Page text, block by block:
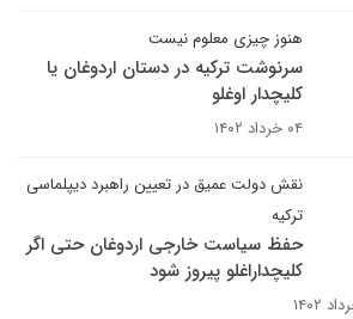
هنوز چیزی معلوم نیست
سرنوشت ترکیه در دستان اردوغان یا
کلیچدار اوغلو
۰۴ خرداد ۱۴۰۲
نقش دولت عمیق در تعیین راهبرد دیپلماسی
ترکیه
حفظ سیاست خارجی اردوغان حتی اگر
کلیچداراغلو پیروز شود